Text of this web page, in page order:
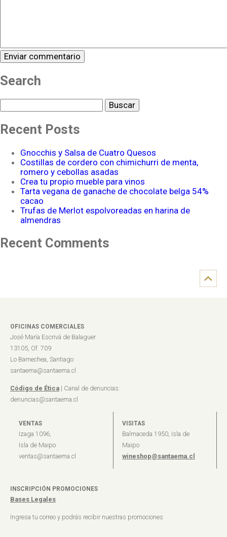
Search
Recent Posts
Gnocchis y Salsa de Cuatro Quesos
Costillas de cordero con chimichurri de menta,
romero y cebollas asadas
Crea tu propio mueble para vinos
Tarta vegana de ganache de chocolate belga 54%
cacao
Trufas de Merlot espolvoreadas en harina de
almendras
Recent Comments
OFICINAS COMERCIALES
José María Escrivá de Balaguer
13105, Of. 709
Lo Barnechea, Santiago
santaema@santaema.cl
Código de Ética | Canal de denuncias:
denuncias@santaema.cl
VENTAS
Izaga 1096,
Isla de Maipo
ventas@santaema.cl
VISITAS
Balmaceda 1950, Isla de
Maipo
wineshop@santaema.cl
INSCRIPCIÓN PROMOCIONES
Bases Legales
Ingresa tu correo y podrás recibir nuestras promociones